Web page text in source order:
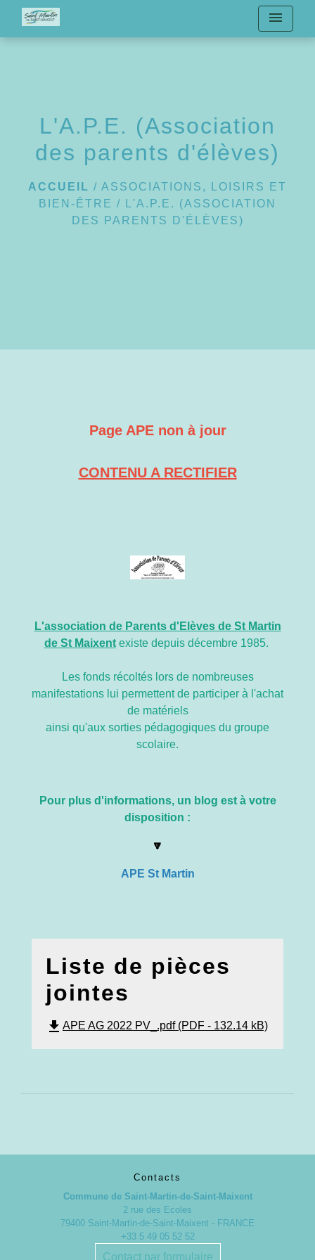
menu
L'A.P.E. (Association
des parents d'élèves)
ACCUEIL / ASSOCIATIONS, LOISIRS ET
BIEN-ÊTRE /
L'A.P.E. (ASSOCIATION
DES PARENTS D'ÉLÈVES)
Page APE non à jour
CONTENU A RECTIFIER
L'association de Parents d'Elèves de St Martin
de St Maixentexiste depuis décembre 1985.
Les fonds récoltés lors de nombreuses
manifestations lui permettent de participer à l'achat
de matériels
ainsi qu'aux sorties pédagogiques du groupe
scolaire.
Pour plus d'informations, un blog est à votre
disposition :
🔽
APE St Martin
Liste de pièces
jointes
file_download APE AG 2022 PV_.pdf (PDF - 132.14 kB)
Contacts
Commune de Saint-Martin-de-Saint-Maixent
2 rue des Ecoles
79400 Saint-Martin-de-Saint-Maixent - FRANCE
+33 5 49 05 52 52
Contact par formulaire